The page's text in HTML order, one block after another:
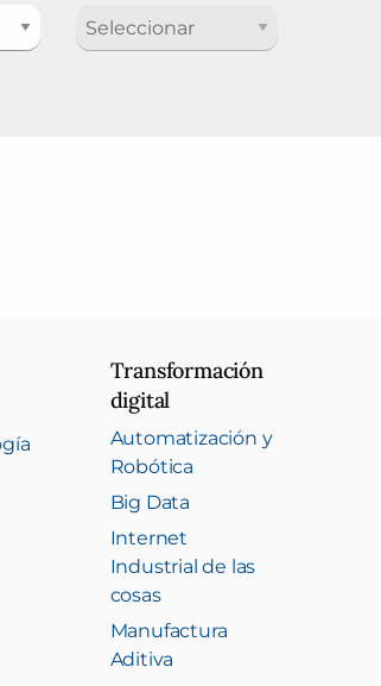
Transformación
digital
Automatización y
Robótica
Big Data
Internet
Industrial de las
cosas
Manufactura
Aditiva